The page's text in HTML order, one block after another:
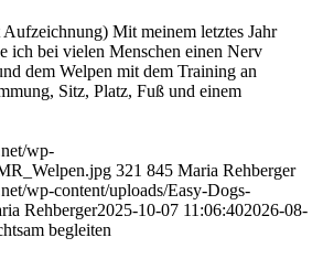
Mit meinem letztes Jahr
ich bei vielen Menschen einen Nerv
dem Welpen mit dem Training an
Sitz, Platz, Fuß und einem
wp-
321 845 Maria Rehberger
wp-content/uploads/Easy-Dogs-
Rehberger2025-10-07 11:06:402026-08-
begleiten